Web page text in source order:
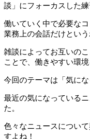
談」 にフォーカスした
働いていく中で必要な
業務上の会話だけという
雑談によってお互いの
ことで、働きやすい環
今回のテーマは 「気に
最近の気になっている
た。
色々なニュースについ
すよね！